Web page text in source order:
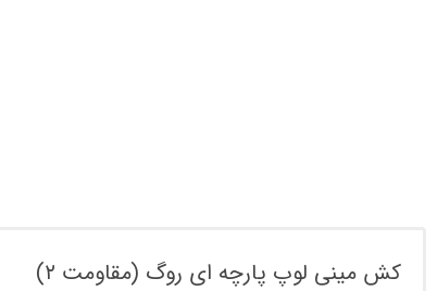
کش مینی لوپ پارچه ای روگ (مقاومت ۲)